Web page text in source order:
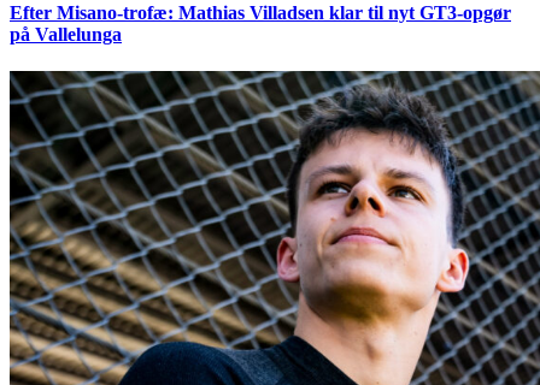
Efter Misano-trofæ: Mathias Villadsen klar til nyt GT3-opgør
på Vallelunga